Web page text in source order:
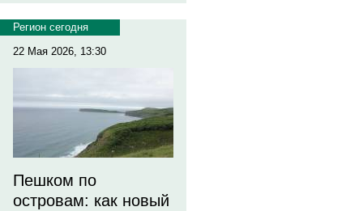
Регион сегодня
22 Мая 2026, 13:30
Пешком по
островам: как новый